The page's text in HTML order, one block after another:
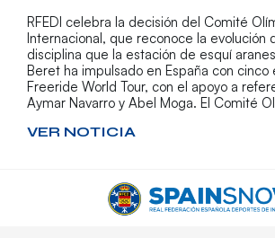
RFEDI celebra la decisión del Comité
Internacional, que reconoce la evolución
disciplina que la estación de esquí
Beret ha impulsado en España con cinco
Freeride World Tour, con el apoyo a
Aymar Navarro y Abel Moga. El Comité
VER NOTICIA